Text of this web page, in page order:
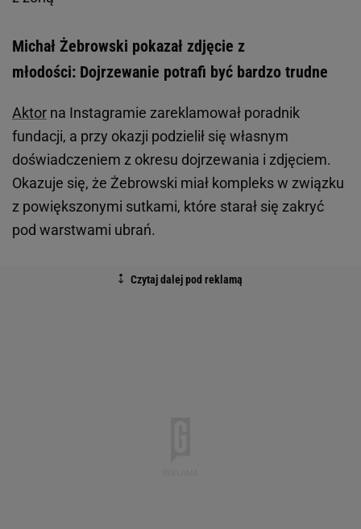
Michał Żebrowski pokazał zdjęcie z
młodości: Dojrzewanie potrafi być bardzo trudne
Aktor na Instagramie zareklamował poradnik
fundacji, a przy okazji podzielił się własnym
doświadczeniem z okresu dojrzewania i zdjęciem.
Okazuje się, że Żebrowski miał kompleks w związku
z powiększonymi sutkami, które starał się zakryć
pod warstwami ubrań.